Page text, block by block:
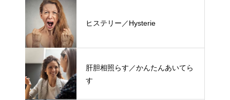
ヒステリー／Hysterie
肝胆相照らす／かんたんあいてら
す